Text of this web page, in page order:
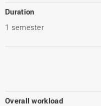
Duration
1 semester
Overall workload